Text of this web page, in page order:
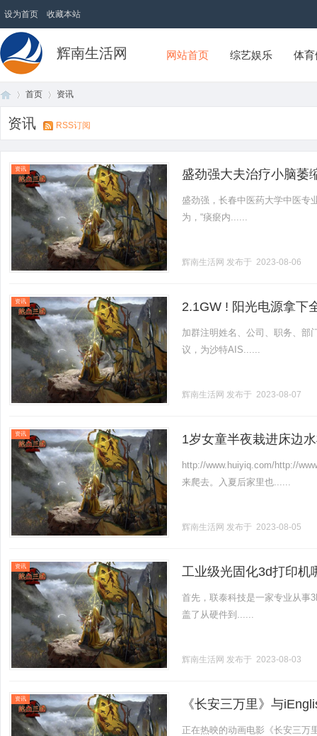
设为首页 收藏本站
辉南生活网 网站首页 综艺娱乐 体
首页 资讯
资讯 RSS订阅
资讯 盛劲强大夫治疗小脑萎
盛劲强，长春中医药大学中医专
为，“痰瘀内......
辉南生活网 发布于 2023-08-06
资讯
2.1GW ! 阳光电源拿下
向“2030”低碳新愿景
加群注明姓名、公司、职务、部
议，为沙特AIS......
辉南生活网 发布于 2023-08-07
资讯
1岁女童半夜栽进床边
抢救机会
http://www.huiyiq.com/http://
来爬去。入夏后家里也......
辉南生活网 发布于 2023-08-05
资讯 工业级光固化3d打印机
首先，联泰科技是一家专业从事
盖了从硬件到......
辉南生活网 发布于 2023-08-03
资讯 《长安三万里》与
正在热映的动画电影《长安三万